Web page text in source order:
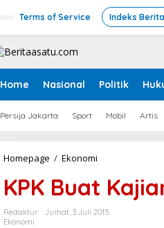
Terms of Service Indeks Berita
Home Nasional Politik
Persija Jakarta Sport Mobil Artis
Homepage / Ekonomi
K
B
u
KPK Buat
Redaktur
Jumat, 3 Juli 2015
Ekonomi